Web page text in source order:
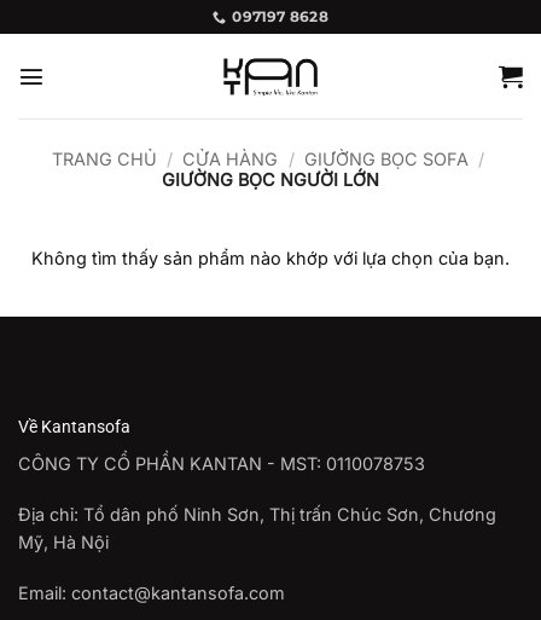
qua
nội
097197 8628
TRANG CHỦ / CỬA HÀNG / GIƯỜNG BỌC SOFA /
GIƯỜNG BỌC NGƯỜI LỚN
Không tìm thấy sản phẩm nào khớp với lựa chọn của bạn.
Về Kantansofa
CÔNG TY CỔ PHẦN KANTAN - MST: 0110078753
Địa chỉ: Tổ dân phố Ninh Sơn, Thị trấn Chúc Sơn, Chương
Mỹ, Hà Nội
Email: contact@kantansofa.com